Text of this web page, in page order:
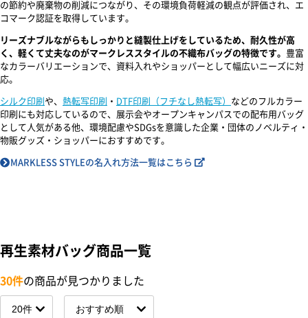
の節約や廃棄物の削減につながり、その環境負荷軽減の観点が評価され、エ
コマーク認証を取得しています。
リーズナブルながらもしっかりと縫製仕上げをしているため、耐久性が高
く、軽くて丈夫なのがマークレススタイルの不織布バッグの特徴です。 豊富
なカラーバリエーションで、資料入れやショッパーとして幅広いニーズに対
応。
シルク印刷 や、 熱転写印刷 ・ DTF印刷（フチなし熱転写） などのフルカラー
印刷にも対応しているので、展示会やオープンキャンパスでの配布用バッグ
として人気がある他、環境配慮やSDGsを意識した企業・団体のノベルティ・
物販グッズ・ショッパーにおすすめです。
MARKLESS STYLEの名入れ方法一覧はこちら
再生素材バッグ商品一覧
30件の商品が見つかりました